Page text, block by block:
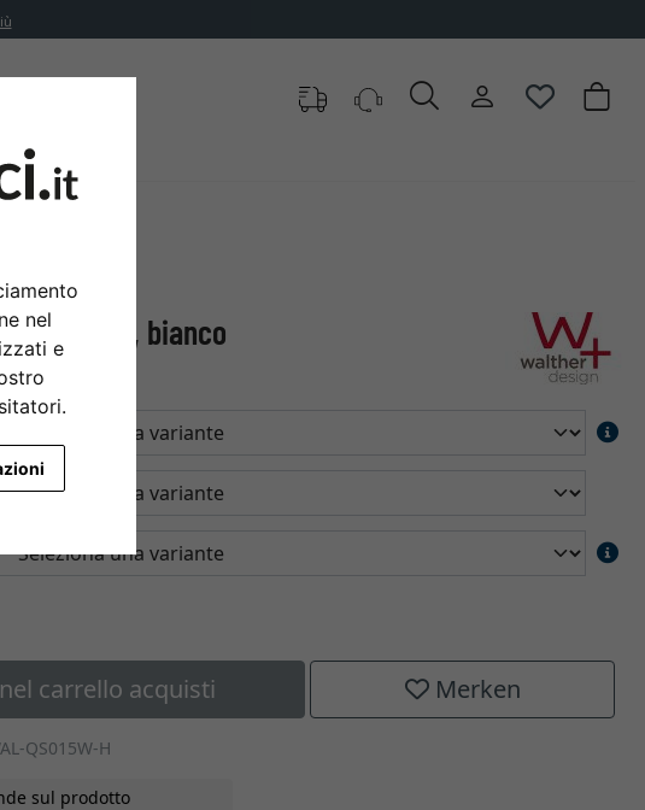
nel
e
Germain, bianco
carrello acquisti Merken
QS015W-H
sul prodotto